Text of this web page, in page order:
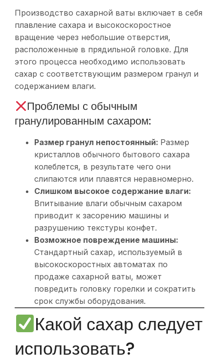
Производство сахарной ваты включает в себя
плавление сахара и высокоскоростное
вращение через небольшие отверстия,
расположенные в прядильной головке. Для
этого процесса необходимо использовать
сахар с соответствующим размером гранул и
содержанием влаги.
Проблемы с обычным
гранулированным сахаром:
Размер гранул непостоянный: Размер
кристаллов обычного бытового сахара
колеблется, в результате чего они
слипаются или плавятся неравномерно.
Слишком высокое содержание влаги:
Впитывание влаги обычным сахаром
приводит к засорению машины и
разрушению текстуры конфет.
Возможное повреждение машины:
Стандартный сахар, используемый в
высокоскоростных автоматах по
продаже сахарной ваты, может
повредить головку горелки и сократить
срок службы оборудования.
Какой сахар следует
использовать?